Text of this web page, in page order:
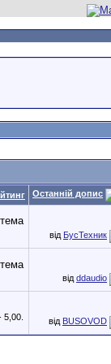
Останній допис
від БусТехник
від ddaudio
від BUSOVOD